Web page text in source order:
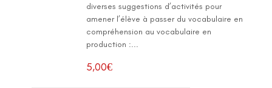
diverses suggestions d’activités pour
amener l’élève à passer du vocabulaire en
compréhension au vocabulaire en
production :...
5,00€